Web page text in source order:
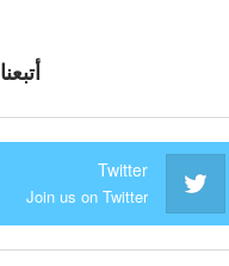
أتبعنا
Twitter
Join us on Twitter